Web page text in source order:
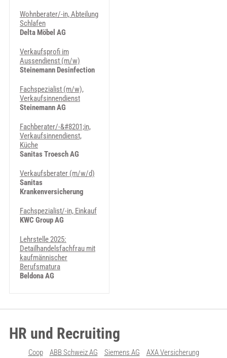
Wohnberater/-in, Abteilung
Schlafen
Delta Möbel AG
Verkaufsprofi im
Aussendienst (m/w)
Steinemann Desinfection
Fachspezialist (m/w),
Verkaufsinnendienst
Steinemann AG
Fachberater/-&#8201;in,
Verkaufsinnendienst,
Küche
Sanitas Troesch AG
Verkaufsberater (m/w/d)
Sanitas
Krankenversicherung
Fachspezialist/-in, Einkauf
KWC Group AG
Lehrstelle 2025:
Detailhandelsfachfrau mit
kaufmännischer
Berufsmatura
Beldona AG
HR und Recruiting
Coop ABB Schweiz AG Siemens AG AXA Versicherung